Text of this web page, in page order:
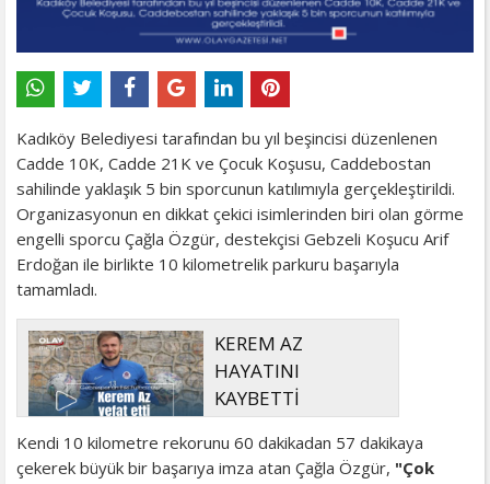
Kadıköy Belediyesi tarafından bu yıl beşincisi düzenlenen
Cadde 10K, Cadde 21K ve Çocuk Koşusu, Caddebostan
sahilinde yaklaşık 5 bin sporcunun katılımıyla gerçekleştirildi.
Organizasyonun en dikkat çekici isimlerinden biri olan görme
engelli sporcu Çağla Özgür, destekçisi Gebzeli Koşucu Arif
Erdoğan ile birlikte 10 kilometrelik parkuru başarıyla
tamamladı.
KEREM AZ
HAYATINI
KAYBETTİ
Kendi 10 kilometre rekorunu 60 dakikadan 57 dakikaya
çekerek büyük bir başarıya imza atan Çağla Özgür, "Çok